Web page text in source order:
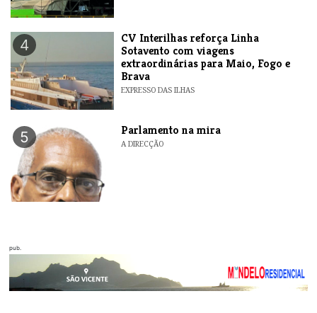
4
​CV Interilhas reforça Linha
Sotavento com viagens
extraordinárias para Maio, Fogo e
Brava
EXPRESSO DAS ILHAS
5 Parlamento na mira
A DIRECÇÃO
pub.